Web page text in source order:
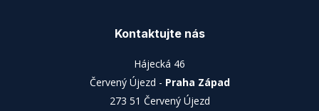
Kontaktujte nás
Hájecká 46
Červený Újezd - Praha Západ
273 51 Červený Újezd